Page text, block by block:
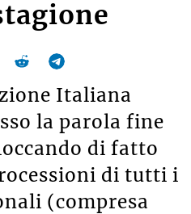
Italiana
la parola fine
di fatto
di tutti i
(compresa